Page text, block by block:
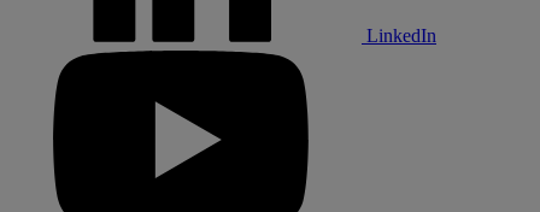
LinkedIn